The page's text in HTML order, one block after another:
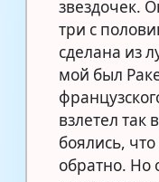
звездочек.
три с
сделана из
мой был
взлетел так
боялись,
обратно. Но